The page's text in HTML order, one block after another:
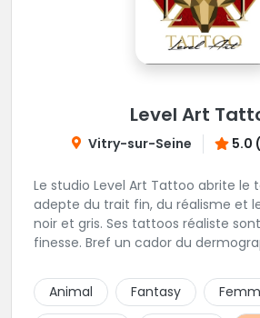
Level Art
Vitry-sur-Seine 5.0
Le studio Level Art Tattoo abrite le
adepte du trait fin, du réalisme et
noir et gris. Ses tattoos réaliste
finesse. Bref un cador du
Animal
Fantasy